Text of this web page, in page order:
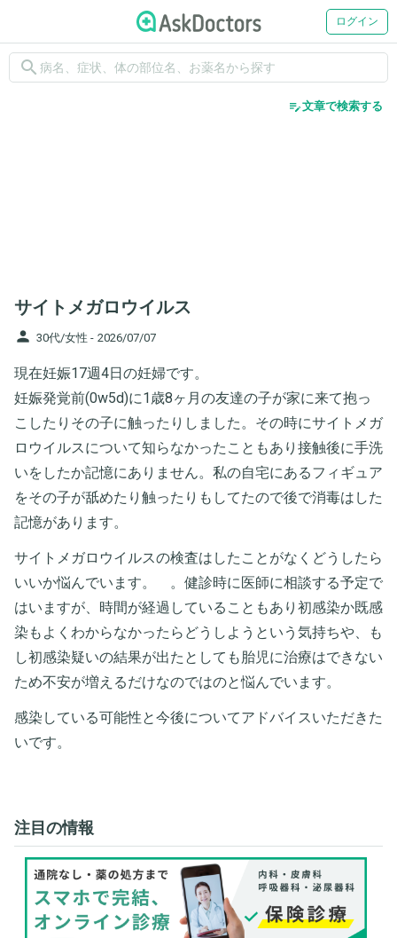
ログイン
search
edit_note文章で検索する
サイトメガロウイルス
person 30代/女性 - 2026/07/07
現在妊娠17週4日の妊婦です。
妊娠発覚前(0w5d)に1歳8ヶ月の友達の子が家に来て抱っ
こしたりその子に触ったりしました。その時にサイトメガ
ロウイルスについて知らなかったこともあり接触後に手洗
いをしたか記憶にありません。私の自宅にあるフィギュア
をその子が舐めたり触ったりもしてたので後で消毒はした
記憶があります。
サイトメガロウイルスの検査はしたことがなくどうしたら
いいか悩んでいます。 。健診時に医師に相談する予定で
はいますが、時間が経過していることもあり初感染か既感
染もよくわからなかったらどうしようという気持ちや、も
し初感染疑いの結果が出たとしても胎児に治療はできない
ため不安が増えるだけなのではのと悩んでいます。
感染している可能性と今後についてアドバイスいただきた
いです。
注目の情報